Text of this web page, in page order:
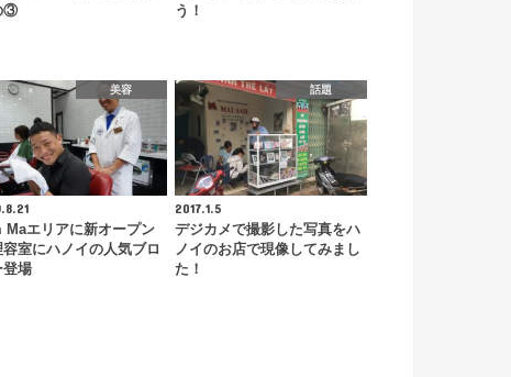
③
う！
美容
Maエリアに新オープン
容室にハノイの人気ブロ
登場
話題
2017.1.5
デジカメで撮影した写真をハ
ノイのお店で現像してみまし
た！